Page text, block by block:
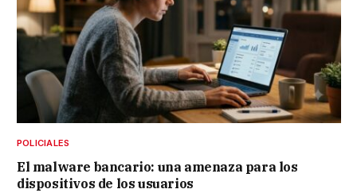
POLICIALES
El malware bancario: una amenaza para los
dispositivos de los usuarios